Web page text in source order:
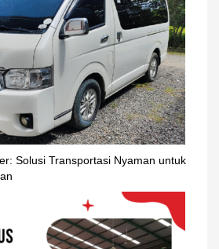
Solusi Transportasi Nyaman untuk